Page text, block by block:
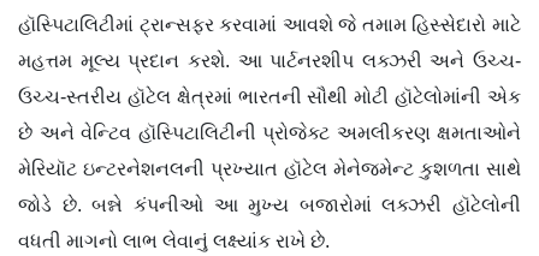
હૉસ્પિટાલિટીમાં ટ્રાન્સફર કરવામાં આવશે જે તમામ હિસ્સેદારો માટે
મહત્તમ મૂલ્ય પ્રદાન કરશે. આ પાર્ટનરશીપ લક્ઝરી અને ઉચ્ચ-
ઉચ્ચ-સ્તરીય હૉટેલ ક્ષેત્રમાં ભારતની સૌથી મોટી હૉટેલોમાંની એક
છે અને વેન્ટિવ હૉસ્પિટાલિટીની પ્રોજેક્ટ અમલીકરણ ક્ષમતાઓને
મેરિયૉટ ઇન્ટરનેશનલની પ્રખ્યાત હૉટેલ મેનેજમેન્ટ કુશળતા સાથે
જોડે છે. બન્ને કંપનીઓ આ મુખ્ય બજારોમાં લક્ઝરી હૉટેલોની
વધતી માગનો લાભ લેવાનું લક્ષ્યાંક રાખે છે.